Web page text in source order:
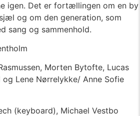
igen. Det er fortællingen om en by
og om den generation, som
sang og sammenhold.
Morten Bytofte, Lucas
og Lene Nørrelykke/ Anne Sofie
(keyboard), Michael Vestbo